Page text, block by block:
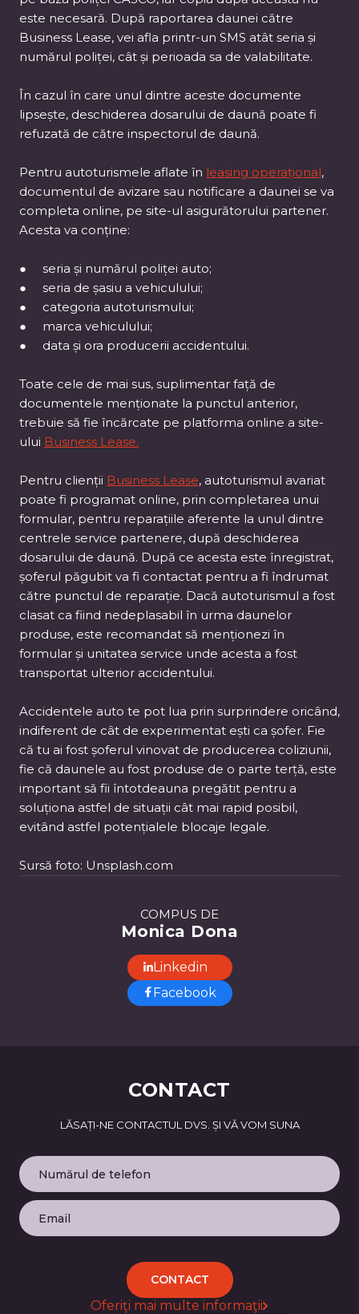
COMPUS DE
Monica Dona
Linkedin
Facebook
este necesară. După raportarea daunei către
Business Lease, vei afla printr-un SMS atât seria și
numărul poliței, cât și perioada sa de valabilitate.
În cazul în care unul dintre aceste documente
lipsește, deschiderea dosarului de daună poate fi
refuzată de către inspectorul de daună.
Pentru autoturismele aflate în leasing operațional,
documentul de avizare sau notificare a daunei se va
completa online, pe site-ul asigurătorului partener.
Acesta va conține:
● seria și numărul poliței auto;
● seria de șasiu a vehiculului;
● categoria autoturismului;
● marca vehiculului;
● data și ora producerii accidentului.
Toate cele de mai sus, suplimentar față de
documentele menționate la punctul anterior,
trebuie să fie încărcate pe platforma online a site-
ului Business Lease.
Pentru clienții Business Lease, autoturismul avariat
poate fi programat online, prin completarea unui
formular, pentru reparațiile aferente la unul dintre
centrele service partenere, după deschiderea
dosarului de daună. După ce acesta este înregistrat,
șoferul păgubit va fi contactat pentru a fi îndrumat
către punctul de reparație. Dacă autoturismul a fost
clasat ca fiind nedeplasabil în urma daunelor
produse, este recomandat să menționezi în
formular și unitatea service unde acesta a fost
transportat ulterior accidentului.
Accidentele auto te pot lua prin surprindere oricând,
indiferent de cât de experimentat ești ca șofer. Fie
că tu ai fost șoferul vinovat de producerea coliziunii,
fie că daunele au fost produse de o parte terță, este
important să fii întotdeauna pregătit pentru a
soluționa astfel de situații cât mai rapid posibil,
evitând astfel potențialele blocaje legale.
Sursă foto: Unsplash.com
CONTACT
LĂSAȚI-NE CONTACTUL DVS. ȘI VĂ VOM SUNA
Oferiţi mai multe informaţii
CONTACT